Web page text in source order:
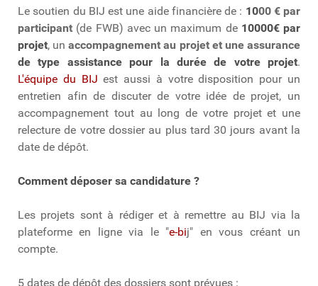
Le soutien du BIJ est une aide financière de : 1000 € par
participant (de FWB) avec un maximum de 10000€ par
projet, unaccompagnement au projet et une assurance
de type assistance pour la durée de votre projet.
L'équipe du BIJ est aussi à votre disposition pour un
entretien afin de discuter de votre idée de projet, un
accompagnement tout au long de votre projet et une
relecture de votre dossier au plus tard 30 jours avant la
date de dépôt.
Comment déposer sa candidature ?
Les projets sont à rédiger et à remettre au BIJ via la
plateforme en ligne via le "e-bij" en vous créant un
compte.
5 dates de dépôt des dossiers sont prévues :